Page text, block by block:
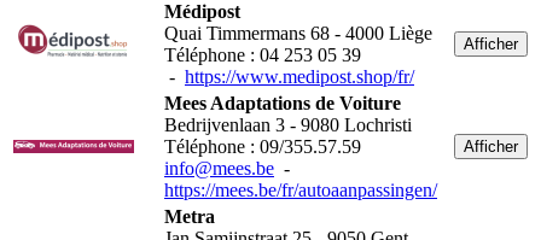
Médipost
Quai Timmermans 68 - 4000 Liège
Téléphone : 04 253 05 39
- https://www.medipost.shop/fr/
Afficher
Mees Adaptations de Voiture
Bedrijvenlaan 3 - 9080 Lochristi
Téléphone : 09/355.57.59
info@mees.be -
https://mees.be/fr/autoaanpassingen/
Afficher
Metra